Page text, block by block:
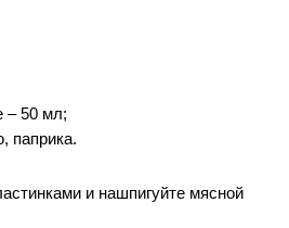
– 50 мл;
паприка.
и нашпигуйте мясной